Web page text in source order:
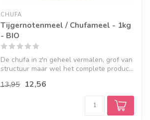
CHUFA
Tijgernotenmeel / Chufameel - 1kg
- BIO
De chufa in z'n geheel vermalen, grof van
structuur maar wel het complete produc...
13,95 12,56